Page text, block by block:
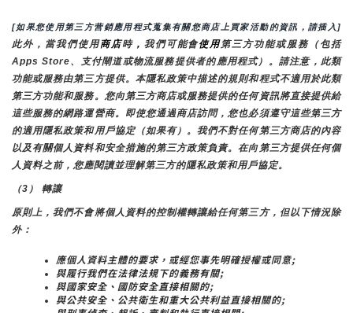
[如果您使用第三方营銷應用程式蒐集有關您商店上買家活動的資訊，請插入]
此外，當我們使用商店時， 我們可能會使用第三方功能或服務（包括
Apps Store、支付閘道或物流服務提供者的應用程式）。請注意，此類
功能或服務由第三方提供。本隱私政策中描述的規則和程式不適用於此類
第三方功能和服務。您向第三方商店或服務提供的任何資訊將直接提供給
這些服務的網路運營商。即使您通過商店訪問，您也必須遵守這些第三方
的適用隱私政策和用戶協定（如果有）。我們不對任何第三方商店的內容
以及有關個人資料和安全措施的第三方政策負責。在向第三方提供任何個
人資料之前，您應閱讀並理解第三方的隱私政策和用戶協定。
（3） 轉讓
原則上，我們不會將個人資料的控制權轉讓給任何第三方，但以下情況除
外：
應個人資料主體的要求，或經您事先明確授權或同意;
與履行我們在法律法規下的義務有關;
與國家安全、國防安全直接相關的;
與公共安全、公共衛生和重大公共利益直接相關的;